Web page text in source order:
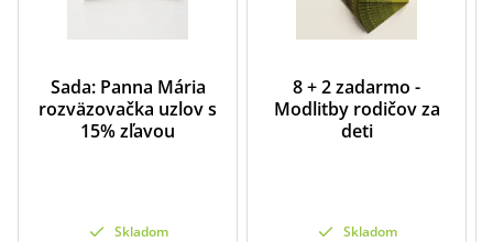
Sada: Panna Mária
rozväzovačka uzlov s
15% zľavou
Skladom
8 + 2 zadarmo -
Modlitby rodičov za
deti
Skladom